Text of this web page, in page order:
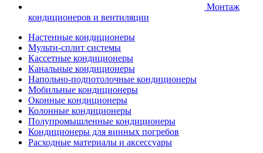
Монтаж
кондиционеров и вентиляции
Настенные кондиционеры
Мульти-сплит системы
Кассетные кондиционеры
Канальные кондиционеры
Напольно-подпотолочные кондиционеры
Мобильные кондиционеры
Оконные кондиционеры
Колонные кондиционеры
Полупромышленные кондиционеры
Кондиционеры для винных погребов
Расходные материалы и аксессуары